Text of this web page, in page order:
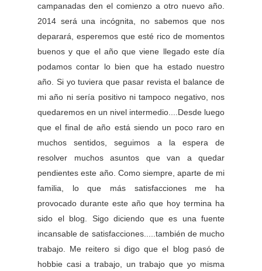
campanadas den el comienzo a otro nuevo año.
2014 será una incógnita, no sabemos que nos
deparará, esperemos que esté rico de momentos
buenos y que el año que viene llegado este día
podamos contar lo bien que ha estado nuestro
año. Si yo tuviera que pasar revista el balance de
mi año ni sería positivo ni tampoco negativo, nos
quedaremos en un nivel intermedio....Desde luego
que el final de año está siendo un poco raro en
muchos sentidos, seguimos a la espera de
resolver muchos asuntos que van a quedar
pendientes este año. Como siempre, aparte de mi
familia, lo que más satisfacciones me ha
provocado durante este año que hoy termina ha
sido el blog. Sigo diciendo que es una fuente
incansable de satisfacciones.....también de mucho
trabajo. Me reitero si digo que el blog pasó de
hobbie casi a trabajo, un trabajo que yo misma